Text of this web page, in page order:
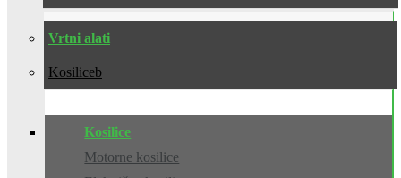
Vrtni alati
Kosilice
Kosilice
Motorne kosilice